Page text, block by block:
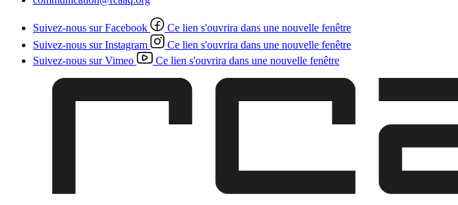
Suivez-nous sur Facebook
Ce lien s'ouvrira dans une nouvelle fenêtre
Suivez-nous sur Instagram
Ce lien s'ouvrira dans une nouvelle fenêtre
Suivez-nous sur Vimeo
Ce lien s'ouvrira dans une nouvelle fenêtre